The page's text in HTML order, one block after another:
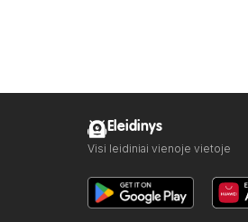
Eleidinys
Visi leidiniai vienoje vietoje